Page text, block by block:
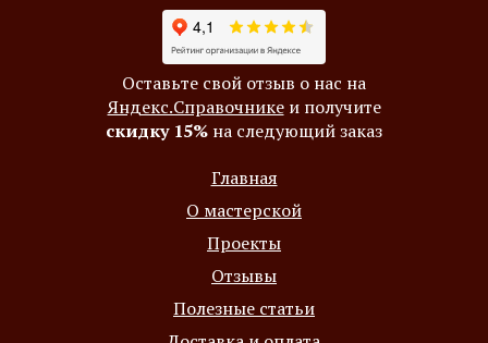
Оставьте свой отзыв о нас на
Яндекс.Справочникеи получите
скидку 15% на следующий заказ
Главная
О мастерской
Проекты
Отзывы
Полезные статьи